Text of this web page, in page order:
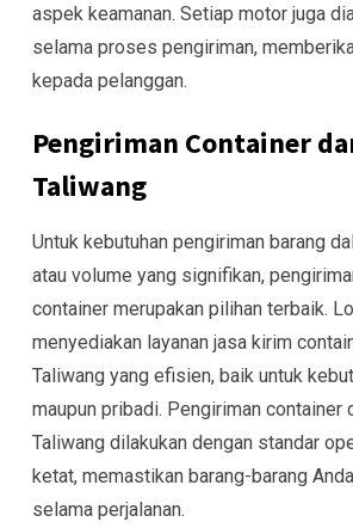
aspek keamanan. Setiap motor juga
selama proses pengiriman,
kepada pelanggan.
Pengiriman Container
Taliwang
Untuk kebutuhan pengiriman barang
atau volume yang signifikan,
container merupakan pilihan terbaik.
menyediakan layanan jasa kirim
Taliwang yang efisien, baik untuk
maupun pribadi. Pengiriman container
Taliwang dilakukan dengan standar
ketat, memastikan barang-barang
selama perjalanan.